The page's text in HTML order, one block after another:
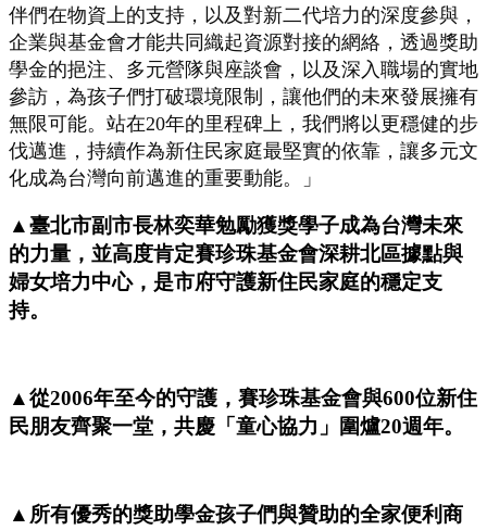
伴們在物資上的支持，以及對新二代培力的深度參與，
企業與基金會才能共同織起資源對接的網絡，透過獎助
學金的挹注、多元營隊與座談會，以及深入職場的實地
參訪，為孩子們打破環境限制，讓他們的未來發展擁有
無限可能。站在20年的里程碑上，我們將以更穩健的步
伐邁進，持續作為新住民家庭最堅實的依靠，讓多元文
化成為台灣向前邁進的重要動能。」
▲臺北市副市長林奕華勉勵獲獎學子成為台灣未來
的力量，並高度肯定賽珍珠基金會深耕北區據點與
婦女培力中心，是市府守護新住民家庭的穩定支
持。
▲從2006年至今的守護，賽珍珠基金會與600位新住
民朋友齊聚一堂，共慶「童心協力」圍爐20週年。
▲所有優秀的獎助學金孩子們與贊助的全家便利商